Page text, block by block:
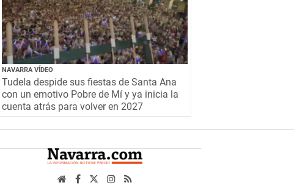
NAVARRA VÍDEO
Tudela despide sus fiestas de Santa Ana
con un emotivo Pobre de Mí y ya inicia la
cuenta atrás para volver en 2027